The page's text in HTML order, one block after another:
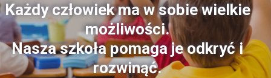
Każdy człowiek ma w sobie wielkie
możliwości.
Nasza szkoła pomaga je odkryć i
rozwinąć.